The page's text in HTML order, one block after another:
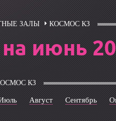
ЗАЛЫ КОСМОС КЗ
июнь
КЗ
Август Сентябрь